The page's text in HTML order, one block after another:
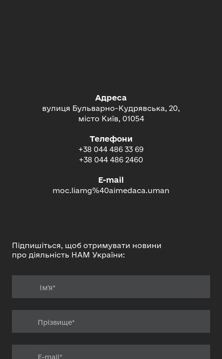
Адреса
вулиця Бульварно-Кудрявська, 20,
місто Київ, 01054
Телефони
+38 044 486 33 69
+38 044 486 2460
E-mail
moc.liamg%40aimedaca.uman
Підпишіться, щоб отримувати новини
про діяльність НАМ України: